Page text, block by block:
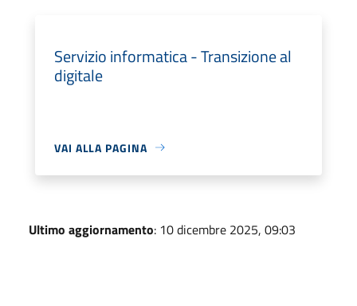
Servizio informatica - Transizione al
digitale
VAI ALLA PAGINA
Ultimo aggiornamento: 10 dicembre 2025, 09:03